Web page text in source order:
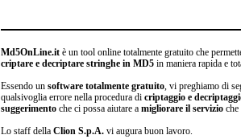
Md5OnLine.itè un tool online totalmente gratuito che
criptare e decriptare stringhe in MD5in maniera rapida e
Essendo un software totalmente gratuito, vi preghiamo di
qualsivoglia errore nella procedura di criptaggio e
suggerimentoche ci possa aiutare a migliorare il servizioche
Lo staff della Clion S.p.A.vi augura buon lavoro.